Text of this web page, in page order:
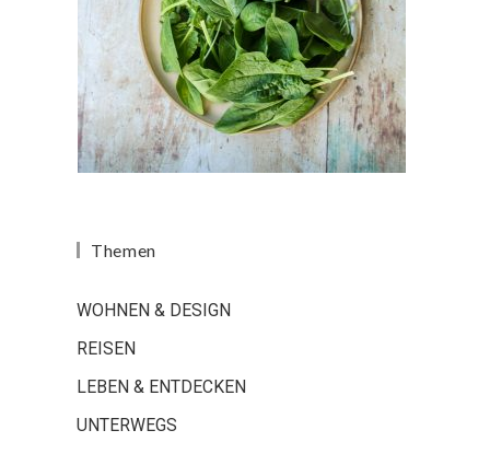
Themen
WOHNEN & DESIGN
REISEN
LEBEN & ENTDECKEN
UNTERWEGS